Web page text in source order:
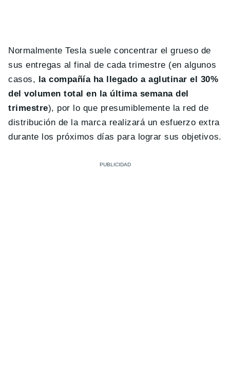
Normalmente Tesla suele concentrar el grueso de
sus entregas al final de cada trimestre (en algunos
casos, la compañía ha llegado a aglutinar el 30%
del volumen total en la última semana del
trimestre), por lo que presumiblemente la red de
distribución de la marca realizará un esfuerzo extra
durante los próximos días para lograr sus objetivos.